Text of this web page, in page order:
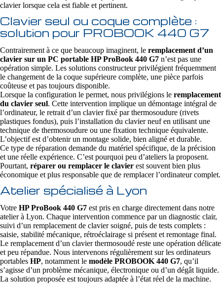
clavier lorsque cela est fiable et pertinent.
Clavier seul ou coque complète :
solution pour PROBOOK 440 G7
Contrairement à ce que beaucoup imaginent, le remplacement d’un
clavier sur un PC portable HP ProBook 440 G7 n’est pas une
opération simple. Les solutions constructeur privilégient fréquemment
le changement de la coque supérieure complète, une pièce parfois
coûteuse et pas toujours disponible.
Lorsque la configuration le permet, nous privilégions le remplacement
du clavier seul. Cette intervention implique un démontage intégral de
l’ordinateur, le retrait d’un clavier fixé par thermosoudure (rivets
plastiques fondus), puis l’installation du clavier neuf en utilisant une
technique de thermosoudure ou une fixation technique équivalente.
L’objectif est d’obtenir un montage solide, bien aligné et durable.
Ce type de réparation demande du matériel spécifique, de la précision
et une réelle expérience. C’est pourquoi peu d’ateliers la proposent.
Pourtant, réparer ou remplacer le clavier est souvent bien plus
économique et plus responsable que de remplacer l’ordinateur complet.
Atelier spécialisé à Lyon
Votre HP ProBook 440 G7 est pris en charge directement dans notre
atelier à Lyon. Chaque intervention commence par un diagnostic clair,
suivi d’un remplacement de clavier soigné, puis de tests complets :
saisie, stabilité mécanique, rétroéclairage si présent et remontage final.
Le remplacement d’un clavier thermosoudé reste une opération délicate
et peu répandue. Nous intervenons régulièrement sur les ordinateurs
portables HP, notamment le modèle PROBOOK 440 G7, qu’il
s’agisse d’un problème mécanique, électronique ou d’un dégât liquide.
La solution proposée est toujours adaptée à l’état réel de la machine.